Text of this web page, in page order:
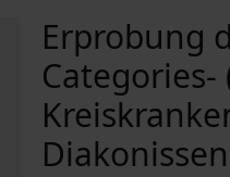
Erprobung